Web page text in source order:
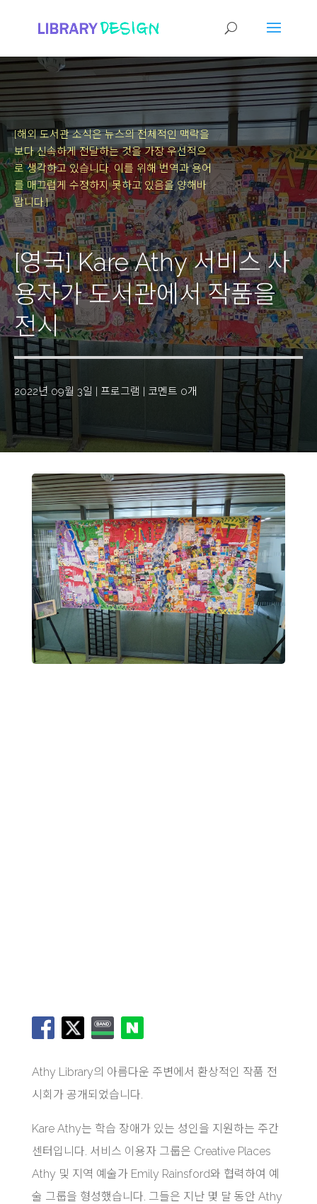
[해외 도서관 소식은 뉴스의 전체적인 맥락을
보다 신속하게 전달하는 것을 가장 우선적으
로 생각하고 있습니다. 이를 위해 번역과 용어
를 매끄럽게 수정하지 못하고 있음을 양해바
랍니다.]
[영국] Kare Athy 서비스 사
용자가 도서관에서 작품을
전시
2022년 09월 3일 | 프로그램 | 코멘트 0개
Athy Library의 아름다운 주변에서 환상적인 작품 전
시회가 공개되었습니다.
Kare Athy는 학습 장애가 있는 성인을 지원하는 주간
센터입니다. 서비스 이용자 그룹은 Creative Places
Athy 및 지역 예술가 Emily Rainsford와 협력하여 예
술 그룹을 형성했습니다. 그들은 지난 몇 달 동안 Athy